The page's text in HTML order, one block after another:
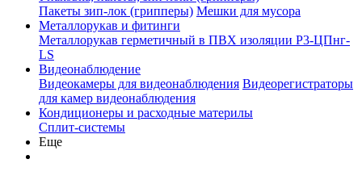
Пакеты зип-лок (грипперы) Мешки для мусора
Металлорукав и фитинги
Металлорукав герметичный в ПВХ изоляции Р3-ЦПнг-
LS
Видеонаблюдение
Видеокамеры для видеонаблюдения Видеорегистраторы
для камер видеонаблюдения
Кондиционеры и расходные материлы
Сплит-системы
Еще